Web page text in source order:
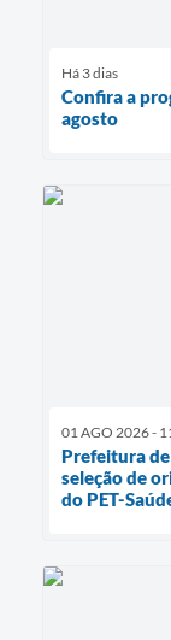
Há 3 dias
Confira a
agosto
01 AGO 2026 -
Prefeitura
seleção de
do PET-